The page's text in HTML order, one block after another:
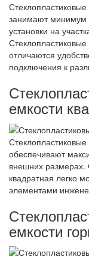
занимают минимум
установки на
отличаются
подключения к
емкости
обеспечивают
внешних размерах.
квадратная легко
элементами
емкости